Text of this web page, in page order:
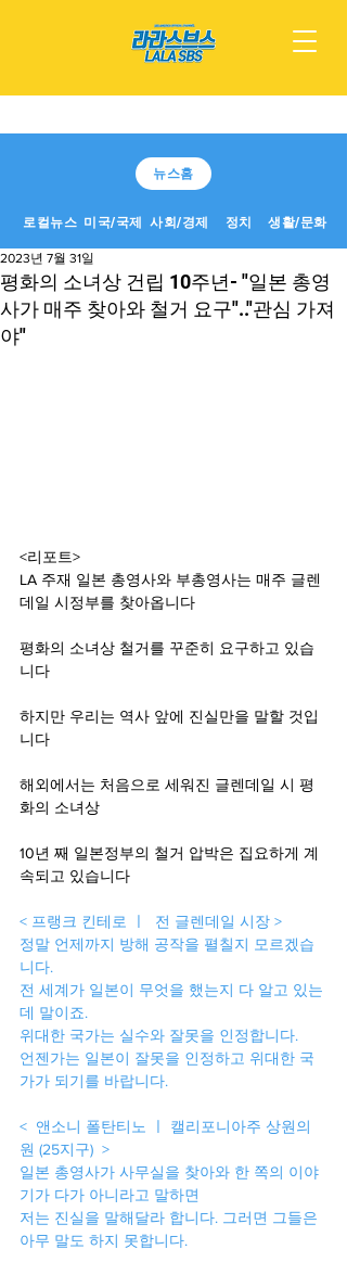
뉴스홈
로컬뉴스 미국/국제 사회/경제 정치 생활/문화
평화의 소녀상 건립 10주년- "일본 총영
사가 매주 찾아와 철거 요구".."관심 가져
야"
2023년 7월 31일
<리포트>
LA 주재 일본 총영사와 부총영사는 매주 글렌
데일 시정부를 찾아옵니다
평화의 소녀상 철거를 꾸준히 요구하고 있습
니다
하지만 우리는 역사 앞에 진실만을 말할 것입
니다
해외에서는 처음으로 세워진 글렌데일 시 평
화의 소녀상
10년 째 일본정부의 철거 압박은 집요하게 계
속되고 있습니다
< 프랭크 킨테로 ㅣ  전 글렌데일 시장 >
정말 언제까지 방해 공작을 펼칠지 모르겠습
니다.
전 세계가 일본이 무엇을 했는지 다 알고 있는
데 말이죠.
위대한 국가는 실수와 잘못을 인정합니다.
언젠가는 일본이 잘못을 인정하고 위대한 국
가가 되기를 바랍니다.
<  앤소니 폴탄티노 ㅣ 캘리포니아주 상원의
원 (25지구)  >
일본 총영사가 사무실을 찾아와 한 쪽의 이야
기가 다가 아니라고 말하면
저는 진실을 말해달라 합니다. 그러면 그들은
아무 말도 하지 못합니다.